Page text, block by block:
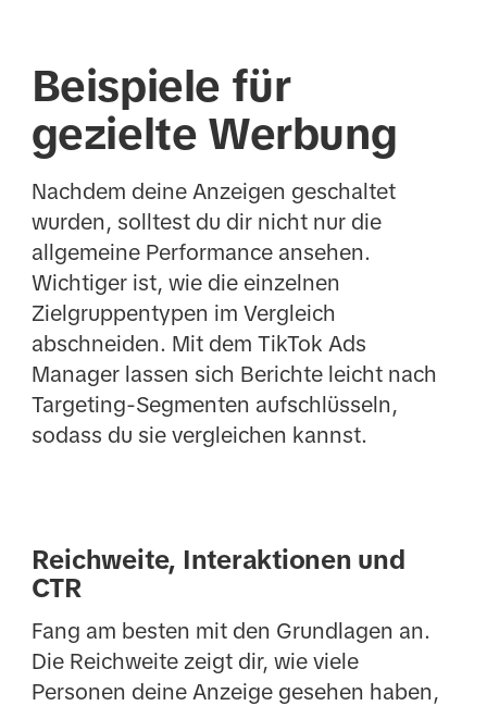
Beispiele für
gezielte Werbung
Nachdem deine Anzeigen geschaltet
wurden, solltest du dir nicht nur die
allgemeine Performance ansehen.
Wichtiger ist, wie die einzelnen
Zielgruppentypen im Vergleich
abschneiden. Mit dem TikTok Ads
Manager lassen sich Berichte leicht nach
Targeting-Segmenten aufschlüsseln,
sodass du sie vergleichen kannst.
Reichweite, Interaktionen und
CTR
Fang am besten mit den Grundlagen an.
Die Reichweite zeigt dir, wie viele
Personen deine Anzeige gesehen haben,